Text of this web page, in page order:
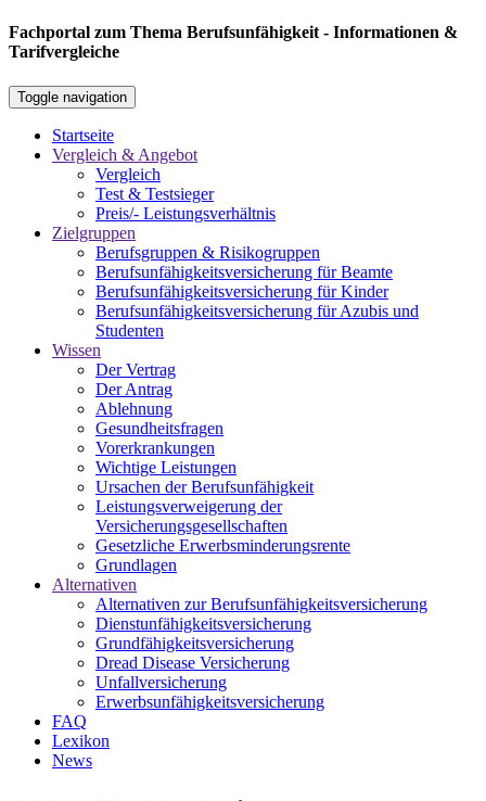
Fachportal zum Thema Berufsunfähigkeit - Informationen &
Tarifvergleiche
Toggle navigation
Startseite
Vergleich & Angebot
Vergleich
Test & Testsieger
Preis/- Leistungsverhältnis
Zielgruppen
Berufsgruppen & Risikogruppen
Berufsunfähigkeitsversicherung für Beamte
Berufsunfähigkeitsversicherung für Kinder
Berufsunfähigkeitsversicherung für Azubis und
Studenten
Wissen
Der Vertrag
Der Antrag
Ablehnung
Gesundheitsfragen
Vorerkrankungen
Wichtige Leistungen
Ursachen der Berufsunfähigkeit
Leistungsverweigerung der
Versicherungsgesellschaften
Gesetzliche Erwerbsminderungsrente
Grundlagen
Alternativen
Alternativen zur Berufsunfähigkeitsversicherung
Dienstunfähigkeitsversicherung
Grundfähigkeitsversicherung
Dread Disease Versicherung
Unfallversicherung
Erwerbsunfähigkeitsversicherung
FAQ
Lexikon
News